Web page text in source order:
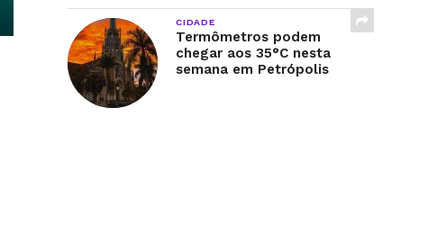
CIDADE
Termômetros podem
chegar aos 35°C nesta
semana em Petrópolis